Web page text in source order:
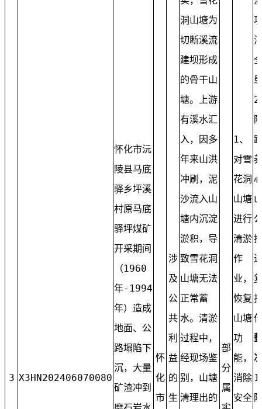
3 X3HN202406070080
怀化市沅
陵县马底
驿乡坪溪
村原马底
驿坪煤矿
开采期间
（1960
年-1994
年）造成
地面、公
路塌陷下
沉，大量
矿渣冲到
怀
化
市
涉
及
公
共
利
益
的
生
洞山塘为
切断溪流
建坝形成
的骨干山
塘。上游
有溪水汇
入，因多
年来山洪
冲刷，泥
沙流入山
塘内沉淀
淤积，导
致雪花洞
山塘无法
正常蓄
水。清淤
过程中，
经现场鉴
别，山塘
清理出的
部
分
属
1、
对雪
花洞
山塘
进行
清淤
作
业，
恢复
山塘
功
能，
消除
安全
2
1